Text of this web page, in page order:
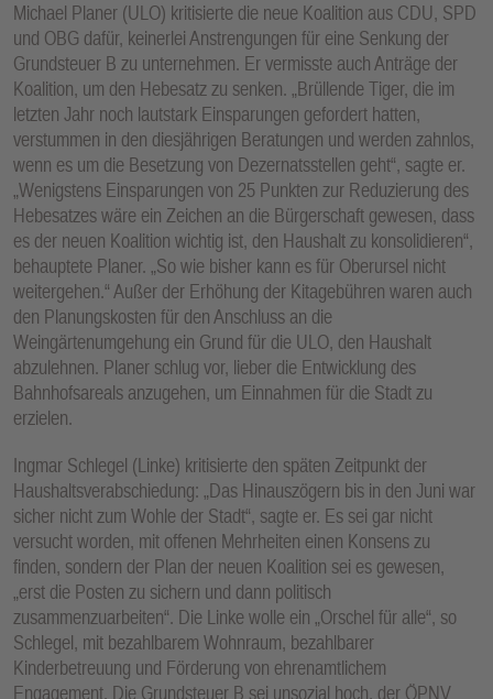
Michael Planer (ULO) kritisierte die neue Koalition aus CDU, SPD
und OBG dafür, keinerlei Anstrengungen für eine Senkung der
Grundsteuer B zu unternehmen. Er vermisste auch Anträge der
Koalition, um den Hebesatz zu senken. „Brüllende Tiger, die im
letzten Jahr noch lautstark Einsparungen gefordert hatten,
verstummen in den diesjährigen Beratungen und werden zahnlos,
wenn es um die Besetzung von Dezernatsstellen geht“, sagte er.
„Wenigstens Einsparungen von 25 Punkten zur Reduzierung des
Hebesatzes wäre ein Zeichen an die Bürgerschaft gewesen, dass
es der neuen Koalition wichtig ist, den Haushalt zu konsolidieren“,
behauptete Planer. „So wie bisher kann es für Oberursel nicht
weitergehen.“ Außer der Erhöhung der Kitagebühren waren auch
den Planungskosten für den Anschluss an die
Weingärtenumgehung ein Grund für die ULO, den Haushalt
abzulehnen. Planer schlug vor, lieber die Entwicklung des
Bahnhofsareals anzugehen, um Einnahmen für die Stadt zu
erzielen.
Ingmar Schlegel (Linke) kritisierte den späten Zeitpunkt der
Haushaltsverabschiedung: „Das Hinauszögern bis in den Juni war
sicher nicht zum Wohle der Stadt“, sagte er. Es sei gar nicht
versucht worden, mit offenen Mehrheiten einen Konsens zu
finden, sondern der Plan der neuen Koalition sei es gewesen,
„erst die Posten zu sichern und dann politisch
zusammenzuarbeiten“. Die Linke wolle ein „Orschel für alle“, so
Schlegel, mit bezahlbarem Wohnraum, bezahlbarer
Kinderbetreuung und Förderung von ehrenamtlichem
Engagement. Die Grundsteuer B sei unsozial hoch, der ÖPNV